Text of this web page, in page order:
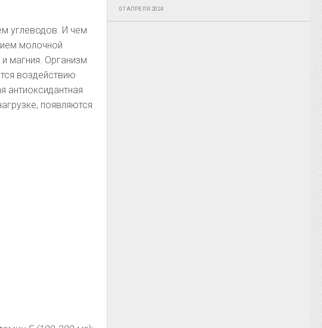
углеводов. И чем
молочной
магния. Организм
воздействию
антиоксидантная
появляются
07 АПРЕЛЯ 2024